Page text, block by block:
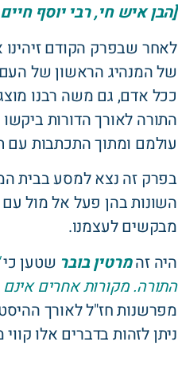
[הבן איש חי, רבי יוסף
של המנהיג הראשון של
ככל אדם, גם משה רבנו
התורה לאורך הדורות
עולמם ומתוך התכתבות עם
בפרק זה נצא למסע בבית
השונות בהן פעל אל מול עם
מבקשים לעצמנו.
היה זהמרטין בובר שטען כי
התורה. מקורות אחרים אינם
מפרשנות חז"ל לאורך
ניתן לזהות בדברים אלו